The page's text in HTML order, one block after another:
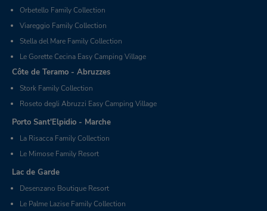
Orbetello Family Collection
Viareggio Family Collection
Stella del Mare Family Collection
Le Gorette Cecina Easy Camping Village
Côte de Teramo - Abruzzes
Stork Family Collection
Roseto degli Abruzzi Easy Camping Village
Porto Sant'Elpidio - Marche
La Risacca Family Collection
Le Mimose Family Resort
Lac de Garde
Desenzano Boutique Resort
Le Palme Lazise Family Collection